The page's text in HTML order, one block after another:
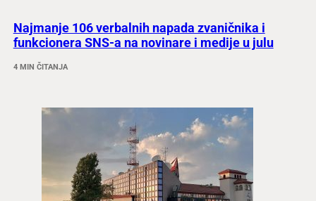
Najmanje 106 verbalnih napada zvaničnika i
funkcionera SNS-a na novinare i medije u julu
4 MIN ČITANJA